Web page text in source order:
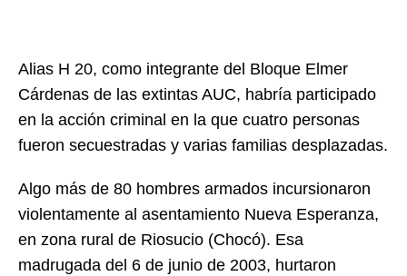
Alias H 20, como integrante del Bloque Elmer
Cárdenas de las extintas AUC, habría participado
en la acción criminal en la que cuatro personas
fueron secuestradas y varias familias desplazadas.
Algo más de 80 hombres armados incursionaron
violentamente al asentamiento Nueva Esperanza,
en zona rural de Riosucio (Chocó). Esa
madrugada del 6 de junio de 2003, hurtaron